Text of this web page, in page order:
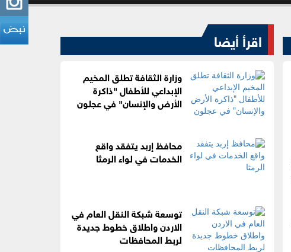
اقرأ أيضا
وزارة الثقافة تطلق المخيم
الإبداعي للأطفال "ذاكرة
الأرض والإنسان" في عجلون
محافظ إربد يتفقد واقع
الخدمات في لواء الرمثا
توسعة شبكة النقل العام في
الاردن واطلاق خطوط جديدة
لربط المحافظات